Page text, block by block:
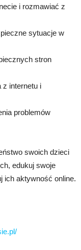
i rozmawiać z
sytuacje w
stron
internetu i
problemów
swoich dzieci
edukuj swoje
ich aktywność online.